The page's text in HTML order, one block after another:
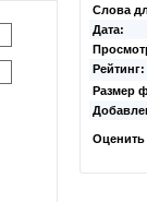
Слова
Дата:
Рейтинг:
Размер